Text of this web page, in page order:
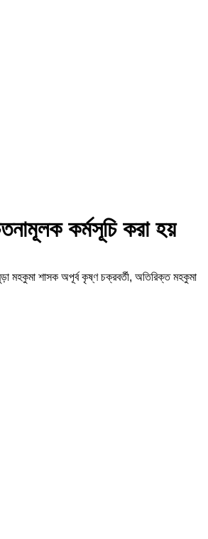
কর্মসূচি করা হয়
মহকুমা শাসক অপূর্ব কৃষ্ণ চক্রবর্তী, অতিরিক্ত মহকুমা